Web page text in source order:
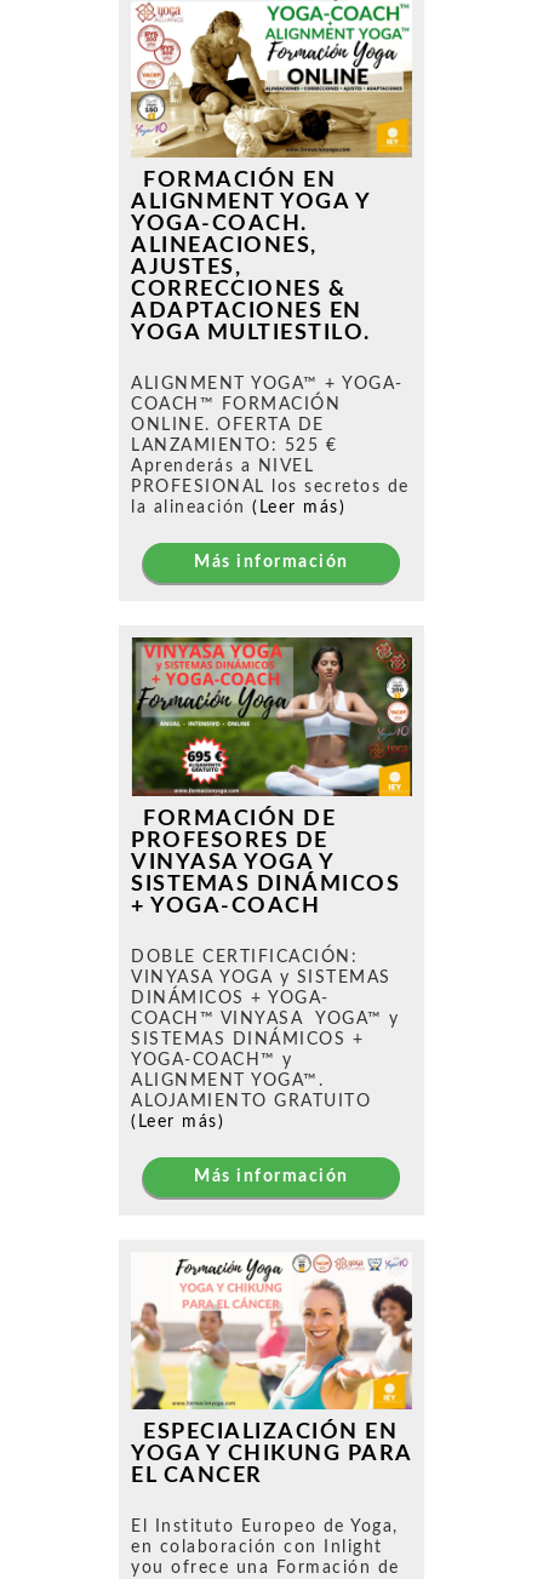
FORMACIÓN EN
ALIGNMENT YOGA Y
YOGA-COACH.
ALINEACIONES,
AJUSTES,
CORRECCIONES &
ADAPTACIONES EN
YOGA MULTIESTILO.
ALIGNMENT YOGA™ + YOGA-
COACH™ FORMACIÓN
ONLINE. OFERTA DE
LANZAMIENTO: 525 €
Aprenderás a NIVEL
PROFESIONAL los secretos de
la alineación (Leer más)
Más información
FORMACIÓN DE
PROFESORES DE
VINYASA YOGA Y
SISTEMAS DINÁMICOS
+ YOGA-COACH
DOBLE CERTIFICACIÓN:
VINYASA YOGA y SISTEMAS
DINÁMICOS + YOGA-
COACH™ VINYASA YOGA™ y
SISTEMAS DINÁMICOS +
YOGA-COACH™ y
ALIGNMENT YOGA™.
ALOJAMIENTO GRATUITO
(Leer más)
Más información
ESPECIALIZACIÓN EN
YOGA Y CHIKUNG PARA
EL CANCER
El Instituto Europeo de Yoga,
en colaboración con Inlight
you ofrece una Formación de